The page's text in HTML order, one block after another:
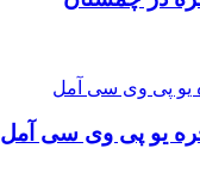
یو پی وی سی آمل